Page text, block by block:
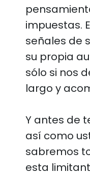
impuestas.
señales de
su propia
sólo si nos
largo y
Y antes de
así como
sabremos
esta